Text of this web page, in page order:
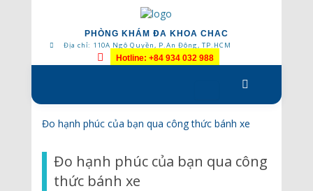
PHÒNG KHÁM ĐA KHOA CHAC
Địa chỉ: 110A Ngô Quyền, P.An Đông, TP.HCM
Hotline: +84 934 032 988
to
content
Đo hạnh phúc của bạn qua công thức bánh xe
Đo hạnh phúc của bạn qua công
thức bánh xe